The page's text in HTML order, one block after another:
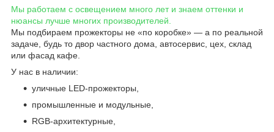
Мы работаем с освещением много лет и знаем оттенки и
нюансы лучше многих производителей.
Мы подбираем прожекторы не «по коробке» — а по реальной
задаче, будь то двор частного дома, автосервис, цех, склад
или фасад кафе.
У нас в наличии:
уличные LED-прожекторы,
промышленные и модульные,
RGB-архитектурные,